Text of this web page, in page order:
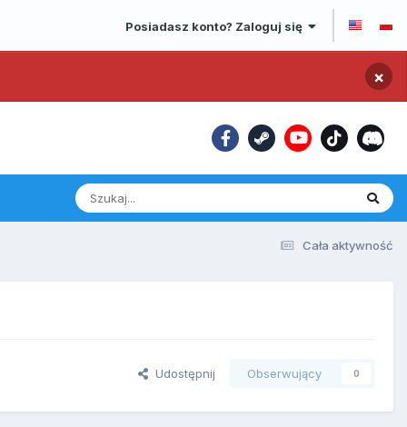
Posiadasz konto? Zaloguj się
×
Cała aktywność
Udostępnij Obserwujący 0